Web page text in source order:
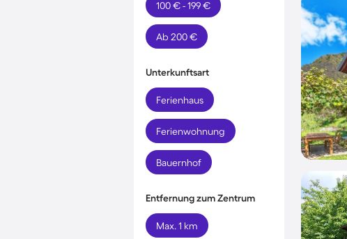
100 € - 199 €
Ab 200 €
Unterkunftsart
Ferienhaus
Ferienwohnung
Bauernhof
Entfernung zum Zentrum
Max. 1 km